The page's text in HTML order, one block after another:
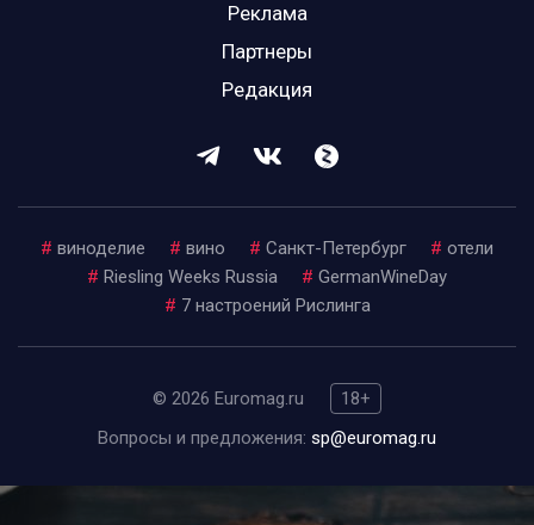
Реклама
Партнеры
Редакция
# виноделие # вино # Санкт-Петербург # отели
# Riesling Weeks Russia # GermanWineDay
# 7 настроений Рислинга
© 2026 Euromag.ru
18+
Вопросы и предложения: sp@euromag.ru